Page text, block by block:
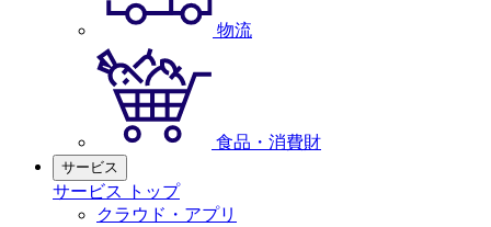
物流
食品・消費財
サービス
サービス トップ
クラウド・アプリ